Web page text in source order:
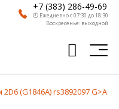
+7 (383) 286-49-69
🕗 Ежедневно с 07:30 до 18:30
Воскресенье: выходной
(G1846A) rs3892097 G>A